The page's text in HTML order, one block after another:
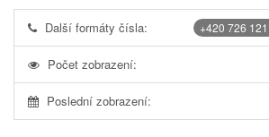
+420 726
Další formáty čísla:
Počet zobrazení:
Poslední zobrazení: